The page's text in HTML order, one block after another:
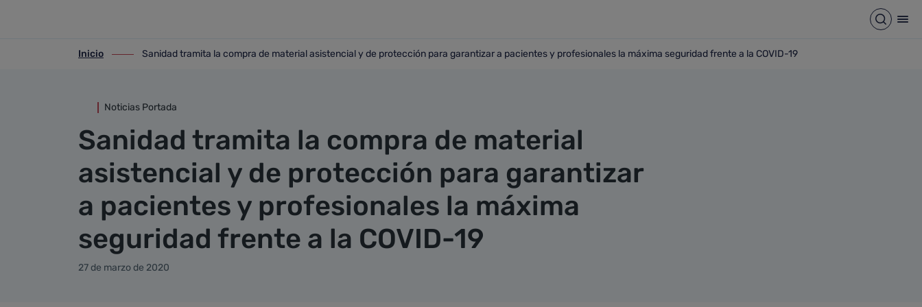
Abrir
ir-a inicio
Inicio
ir-a Sanidad tramita la compra de material asistencial y de protección para garantizar a pacientes y profesionales la máxima seguridad frente a la COVID-19
Sanidad tramita la compra de material asistencial y de protección para garantizar a pacientes y profesionales la máxima seguridad frente a la COVID-19
Noticias Portada
Sanidad tramita la compra de material
asistencial y de protección para garantizar
a pacientes y profesionales la máxima
seguridad frente a la COVID-19
27 de marzo de 2020